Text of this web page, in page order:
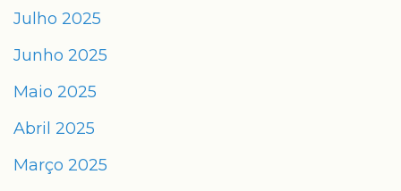
Julho 2025
Junho 2025
Maio 2025
Abril 2025
Março 2025